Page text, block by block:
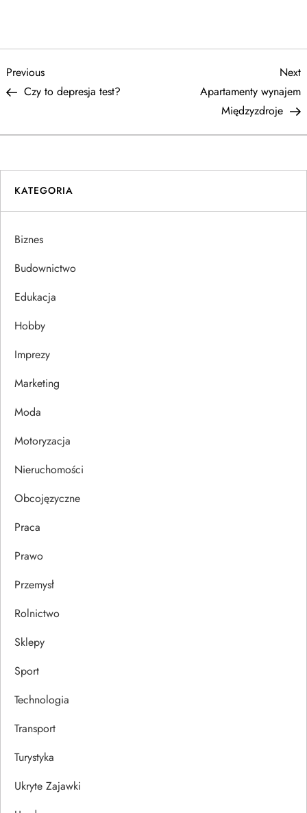
N
w
i
g
a
c
a
w
p
u
Previous
Post
Previous
Czy to depresja test?
Next
Apartamenty wynajem
Międzyzdroje
KATEGORIA
Biznes
Budownictwo
Edukacja
Hobby
Imprezy
Marketing
Moda
Motoryzacja
Nieruchomości
Obcojęzyczne
Praca
Prawo
Przemysł
Rolnictwo
Sklepy
Sport
Technologia
Transport
Turystyka
Ukryte Zajawki